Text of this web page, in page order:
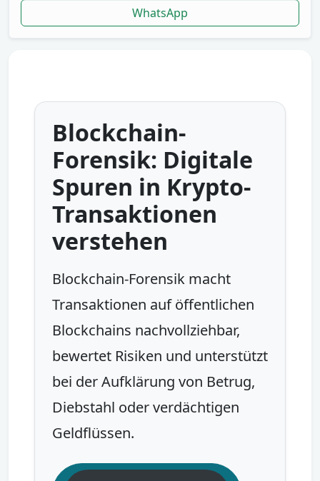
WhatsApp
Blockchain-
Forensik: Digitale
Spuren in Krypto-
Transaktionen
verstehen
Blockchain-Forensik macht
Transaktionen auf öffentlichen
Blockchains nachvollziehbar,
bewertet Risiken und unterstützt
bei der Aufklärung von Betrug,
Diebstahl oder verdächtigen
Geldflüssen.